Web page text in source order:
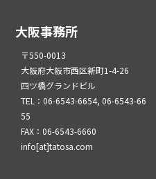
大阪事務所
〒550-0013
大阪府大阪市西区新町1-4-26
四ツ橋グランドビル
TEL：06-6543-6654, 06-6543-66
55
FAX：06-6543-6660
info[at]tatosa.com